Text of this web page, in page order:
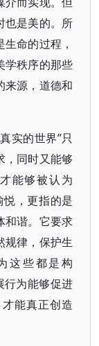
也是美的。所
命的过程，
学秩序的那些
来源，道德和
实的世界”只
，同时又能够
能够被认为
悦，更指的是
和谐。它要求
规律，保护生
这些都是构
行为能够促进
能真正创造